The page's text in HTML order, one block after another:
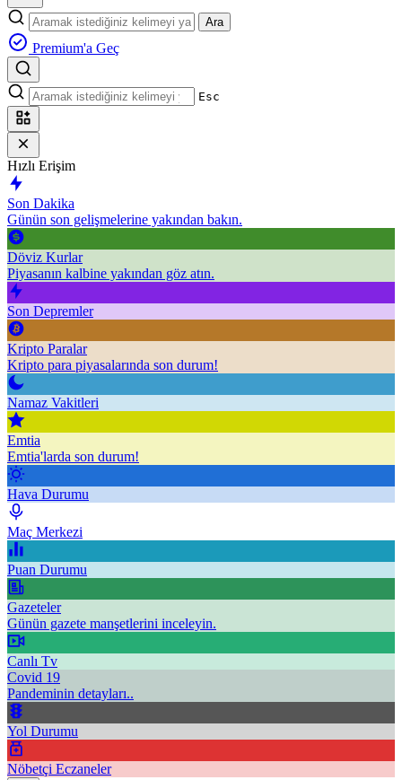
Ara
Premium'a Geç
Esc
Hızlı Erişim
Son Dakika
Günün son gelişmelerine yakından bakın.
Döviz Kurlar
Piyasanın kalbine yakından göz atın.
Son Depremler
Kripto Paralar
Kripto para piyasalarında son durum!
Namaz Vakitleri
Emtia
Emtia'larda son durum!
Hava Durumu
Maç Merkezi
Puan Durumu
Gazeteler
Günün gazete manşetlerini inceleyin.
Canlı Tv
Covid 19
Pandeminin detayları..
Yol Durumu
Nöbetçi Eczaneler